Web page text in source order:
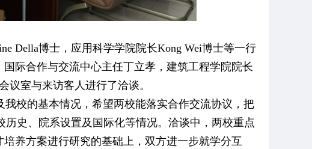
Della博士，应用科学学院院长Kong Wei博士等一行
际合作与交流中心主任丁立孝，建筑工程学院院长
议室与来访客人进行了洽谈。
校的基本情况，希望两校能落实合作交流协议，把
史、院系设置及国际化等情况。洽谈中，两校重点
养方案进行研究的基础上，双方进一步就学分互